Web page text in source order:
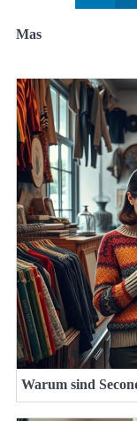
Mas
Warum sind